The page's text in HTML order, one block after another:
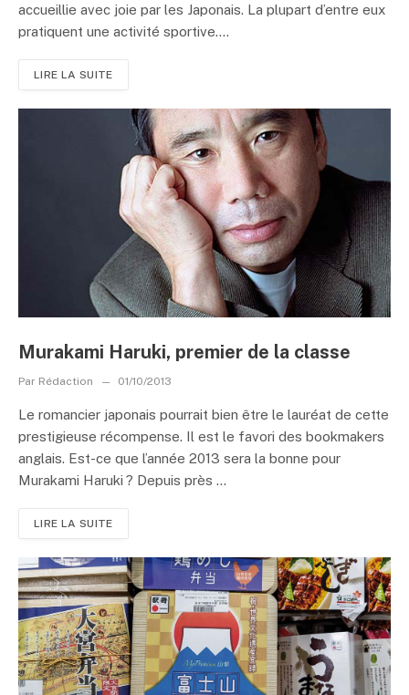
accueillie avec joie par les Japonais. La plupart d’entre eux
pratiquent une activité sportive....
LIRE LA SUITE
Murakami Haruki, premier de la classe
Par Rédaction 01/10/2013
Le romancier japonais pourrait bien être le lauréat de cette
prestigieuse récompense. Il est le favori des bookmakers
anglais. Est-ce que l’année 2013 sera la bonne pour
Murakami Haruki ? Depuis près ...
LIRE LA SUITE